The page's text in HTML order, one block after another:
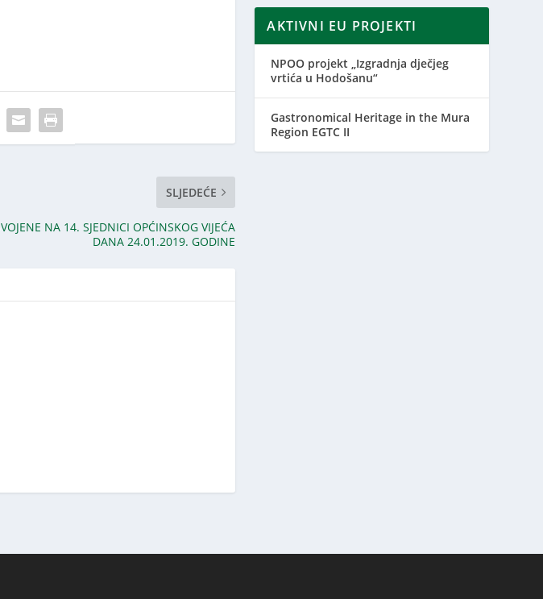
SLJEDEĆE
NA 14. SJEDNICI OPĆINSKOG VIJEĆA
DANA 24.01.2019. GODINE
AKTIVNI EU PROJEKTI
NPOO projekt „Izgradnja dječjeg
vrtića u Hodošanu“
Gastronomical Heritage in the Mura
Region EGTC II